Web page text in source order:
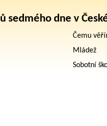
sedmého dne v
Čemu
Mládež
Sobotní